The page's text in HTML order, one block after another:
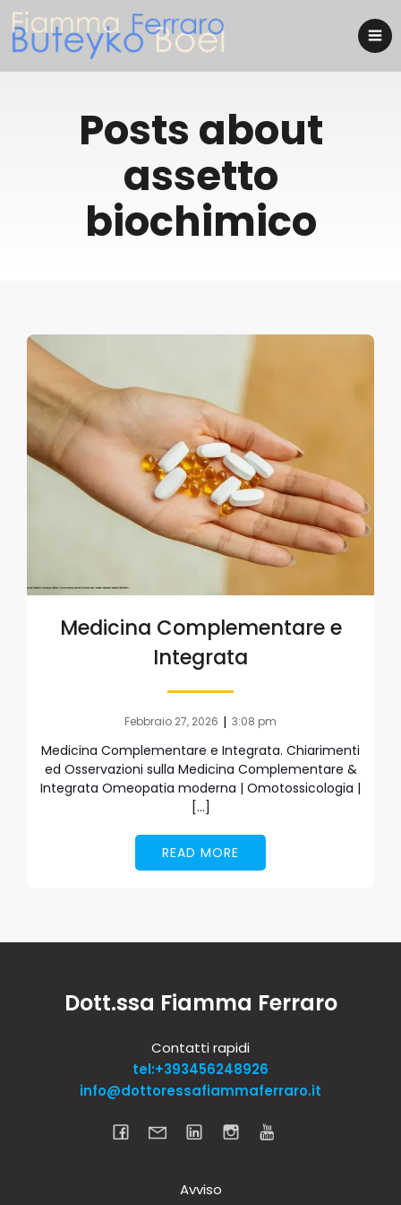
Posts about
assetto
biochimico
Medicina Complementare e
Integrata
Febbraio 27, 2026 | 3:08 pm
Medicina Complementare e Integrata. Chiarimenti
ed Osservazioni sulla Medicina Complementare &
Integrata Omeopatia moderna | Omotossicologia |
[…]
READ MORE
Dott.ssa Fiamma Ferraro
Contatti rapidi
tel:+393456248926
info@dottoressafiammaferraro.it
Avviso